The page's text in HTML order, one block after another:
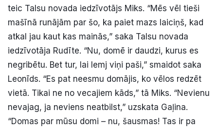
teic Talsu novada iedzīvotājs Miks. “Mēs vēl tieši
mašīnā runājām par šo, ka paiet mazs laiciņš, kad
atkal jau kaut kas mainās,” saka Talsu novada
iedzīvotāja Rudīte. “Nu, domē ir daudzi, kurus es
negribētu. Bet tur, lai lemj viņi paši,” smaidot saka
Leonīds. “Es pat neesmu domājis, ko vēlos redzēt
vietā. Tikai ne no vecajiem kāds,” tā Miks. “Nevienu
nevajag, ja neviens neatbilst,” uzskata Gaļina.
“Domas par mūsu domi – nu, šausmas! Tas ir pa